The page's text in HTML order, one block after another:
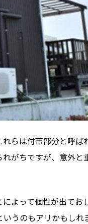
らは付帯部分と呼
がちですが、意外と
よって個性が出てお
うのもアリかもし